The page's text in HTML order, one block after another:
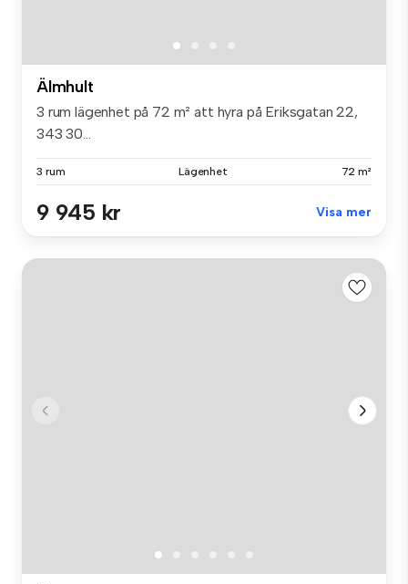
Älmhult
3 rum lägenhet på 72 m² att hyra på Eriksgatan 22,
343 30...
3 rum Lägenhet 72 m²
9 945 kr Visa mer